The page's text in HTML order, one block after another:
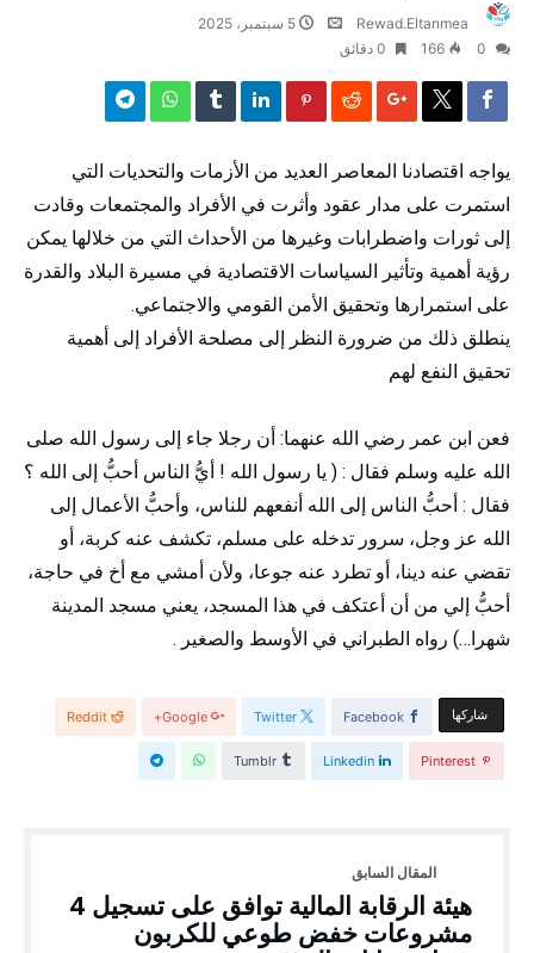
Rewad.Eltanmea
5 سبتمبر، 2025
166 0 ‫دقائق‬
يواجه اقتصادنا المعاصر العديد من الأزمات والتحديات التي
استمرت على مدار عقود وأثرت في الأفراد والمجتمعات وقادت
إلى ثورات واضطرابات وغيرها من الأحداث التي من خلالها يمكن
رؤية أهمية وتأثير السياسات الاقتصادية في مسيرة البلاد والقدرة
على استمرارها وتحقيق الأمن القومي والاجتماعي.
ينطلق ذلك من ضرورة النظر إلى مصلحة الأفراد إلى أهمية
تحقيق النفع لهم
فعن ابن عمر رضي الله عنهما: أن رجلا جاء إلى رسول الله صلى
الله عليه وسلم فقال : ( يا رسول الله ! أيُّ الناس أحبُّ إلى الله ؟
فقال : أحبُّ الناس إلى الله أنفعهم للناس، وأحبُّ الأعمال إلى
الله عز وجل، سرور تدخله على مسلم، تكشف عنه كربة، أو
تقضي عنه دينا، أو تطرد عنه جوعا، ولأن أمشي مع أخ في حاجة،
أحبُّ إلي من أن أعتكف في هذا المسجد، يعني مسجد المدينة
شهرا…) رواه الطبراني في الأوسط والصغير .
‫‫ شاركها‬ Facebook
Twitter
Google+
Reddit
Pinterest
Linkedin
Tumblr
هيئة الرقابة المالية توافق على تسجيل 4
مشروعات خفض طوعي للكربون